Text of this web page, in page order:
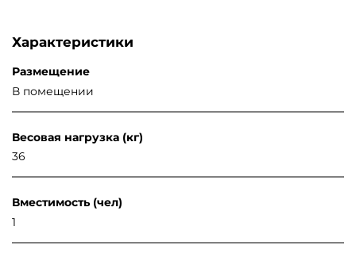
Характеристики
Размещение
В помещении
Весовая нагрузка (кг)
36
Вместимость (чел)
1